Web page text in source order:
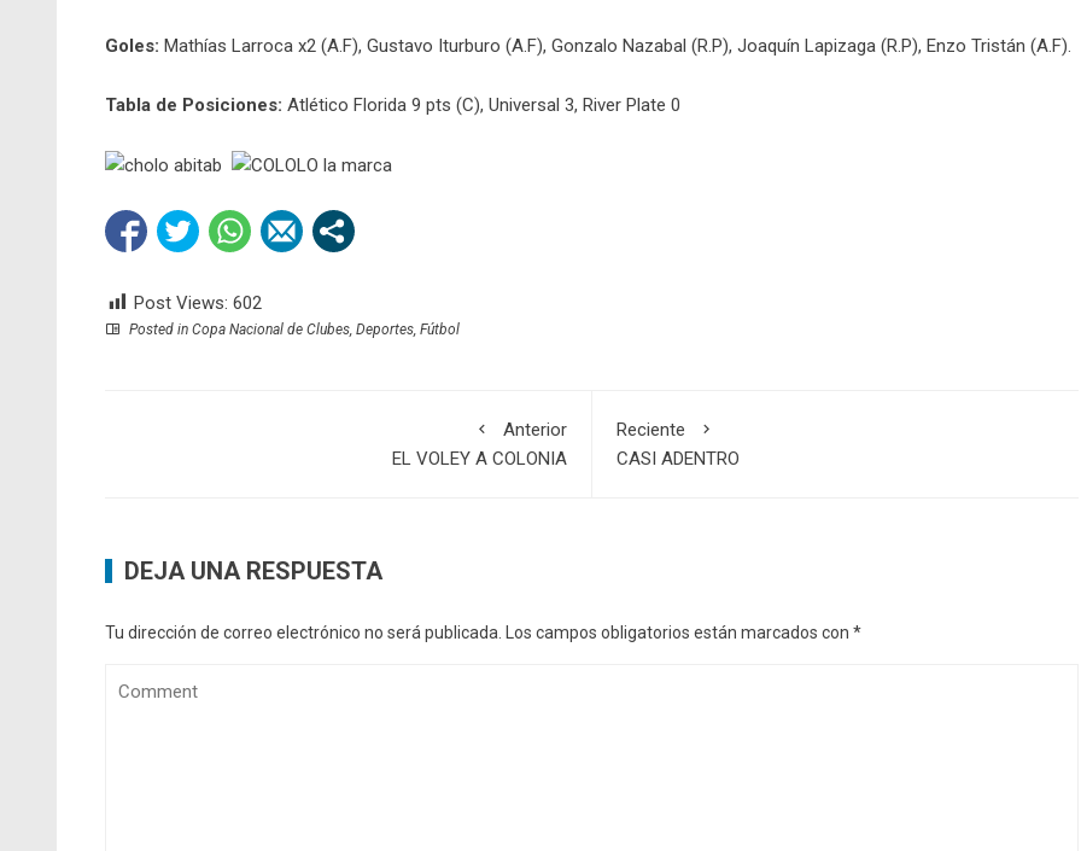
Goles: Mathías Larroca x2 (A.F), Gustavo Iturburo (A.F), Gonzalo Nazabal (R.P), Joaquín Lapizaga (R.P), Enzo Tristán (A.F).
Tabla de Posiciones: Atlético Florida 9 pts (C), Universal 3, River Plate 0
Post Views: 602
Posted in Copa Nacional de Clubes, Deportes, Fútbol
Anterior
EL VOLEY A COLONIA
Reciente
CASI ADENTRO
DEJA UNA RESPUESTA
Tu dirección de correo electrónico no será publicada. Los campos obligatorios están marcados con *